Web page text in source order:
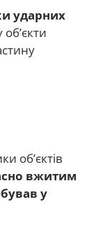
ударних
об’єкти
об’єктів
вжитим
у